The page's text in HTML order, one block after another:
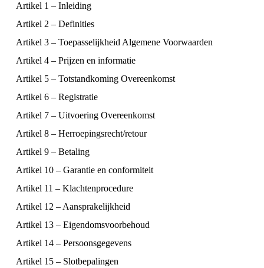
Artikel 1 – Inleiding
Artikel 2 – Definities
Artikel 3 – Toepasselijkheid Algemene Voorwaarden
Artikel 4 – Prijzen en informatie
Artikel 5 – Totstandkoming Overeenkomst
Artikel 6 – Registratie
Artikel 7 – Uitvoering Overeenkomst
Artikel 8 – Herroepingsrecht/retour
Artikel 9 – Betaling
Artikel 10 – Garantie en conformiteit
Artikel 11 – Klachtenprocedure
Artikel 12 – Aansprakelijkheid
Artikel 13 – Eigendomsvoorbehoud
Artikel 14 – Persoonsgegevens
Artikel 15 – Slotbepalingen